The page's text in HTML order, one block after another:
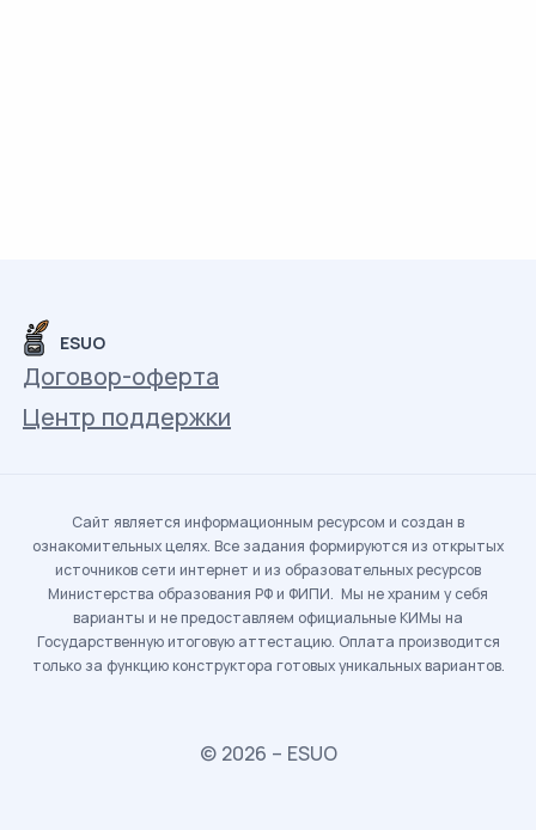
ESUO
Договор-оферта
Центр поддержки
Сайт является информационным ресурсом и создан в
ознакомительных целях. Все задания формируются из открытых
источников сети интернет и из образовательных ресурсов
Министерства образования РФ и ФИПИ. Мы не храним у себя
варианты и не предоставляем официальные КИМы на
Государственную итоговую аттестацию. Оплата производится
только за функцию конструктора готовых уникальных вариантов.
© 2026 – ESUO